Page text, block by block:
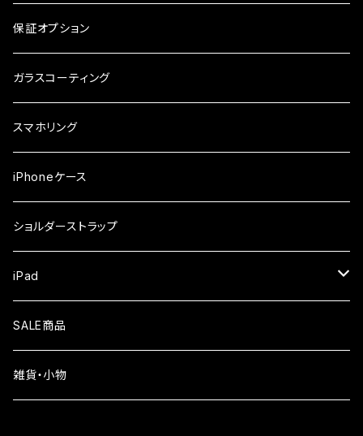
ケース
ガラスフィルム
arrows
ガラスフィルム
シンプルスマホ
ガラスフィルム
らくらくスマホ
ガラスフィルム
OPPO
ガラスフィルム
Xiaomi
ガラスフィルム
iPhone
iPhone17e
iPhone17ProMax
iPhone16
iPhone15
Android
保証オプション
ガラスコーティング
スマホリング
iPhoneケース
ショルダーストラップ
iPad
液晶フィルム
SALE商品
雑貨・小物